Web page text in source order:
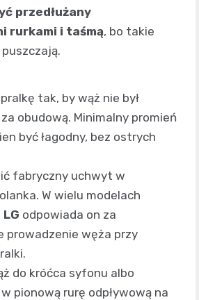
przedłużany
rurkami i taśmą, bo takie
tak, by wąż nie był
obudową. Minimalny promień
być łagodny, bez ostrych
fabryczny uchwyt w
W wielu modelach
LG odpowiada on za
prowadzenie węża przy
do króćca syfonu albo
pionową rurę odpływową na